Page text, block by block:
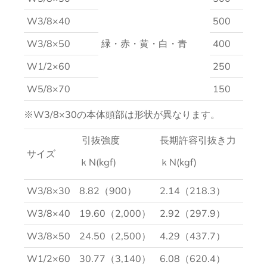
緑・赤・黄・白・青
W3/8×40
500
W3/8×50
400
W1/2×60
250
W5/8×70
150
※W3/8×30の本体頭部は形状が異なります。
サイズ
引抜強度
ｋN(kgf)
長期許容引抜き力
ｋN(kgf)
W3/8×30 8.82（900）
2.14（218.3）
W3/8×40
19.60（2,000）
2.92（297.9）
W3/8×50
24.50（2,500）
4.29（437.7）
W1/2×60
30.77（3,140）
6.08（620.4）